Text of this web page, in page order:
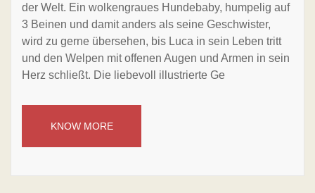
der Welt. Ein wolkengraues Hundebaby, humpelig auf
3 Beinen und damit anders als seine Geschwister,
wird zu gerne übersehen, bis Luca in sein Leben tritt
und den Welpen mit offenen Augen und Armen in sein
Herz schließt. Die liebevoll illustrierte Ge
KNOW MORE